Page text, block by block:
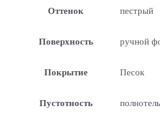
Оттенок пестрый
Поверхность ручной
Покрытие Песок
Пустотность